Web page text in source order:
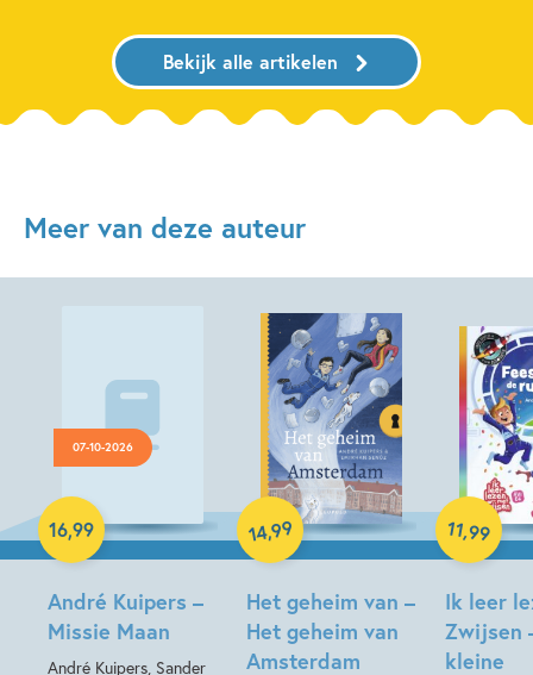
Bekijk alle artikelen
Meer van deze auteur
07-10-2026
André Kuipers –
Missie Maan
André Kuipers, Sander
16,99
Hardcover
Het geheim van –
Het geheim van
Amsterdam
14,99
Hardcover
Ik leer
Zwijsen
kleine
11,99
Hardcover